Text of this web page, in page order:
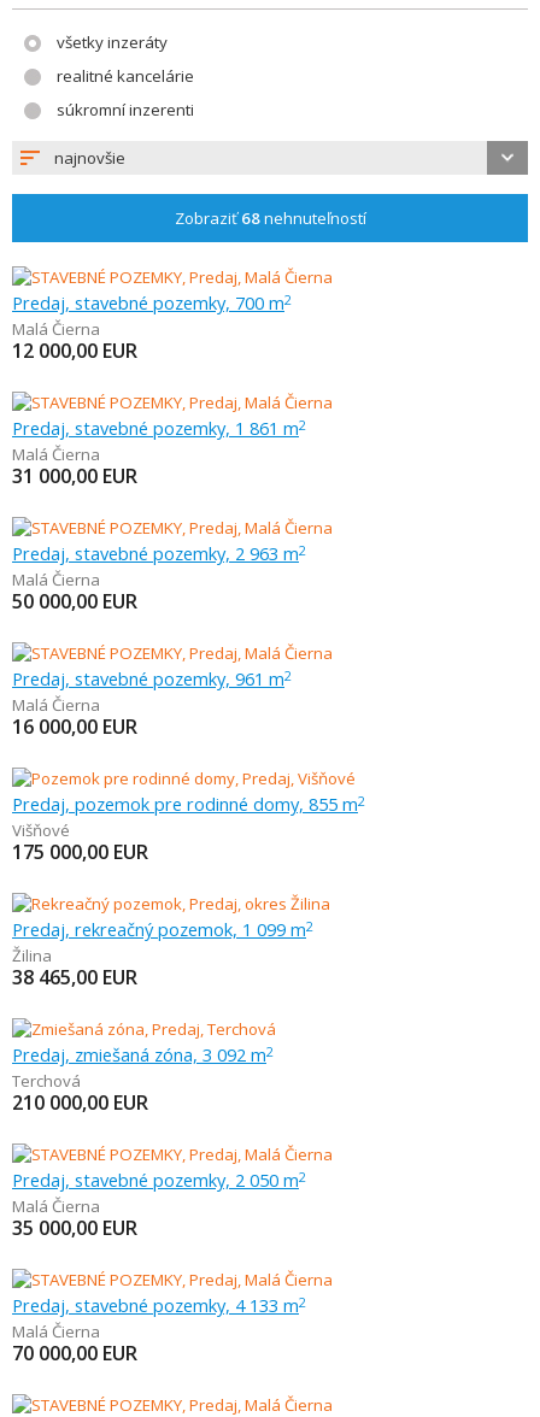
všetky inzeráty
realitné kancelárie
súkromní inzerenti
najnovšie
Zobraziť68nehnuteľností
Predaj, stavebné pozemky, 700 m2
Malá Čierna
12 000,00 EUR
Predaj, stavebné pozemky, 1 861 m2
Malá Čierna
31 000,00 EUR
Predaj, stavebné pozemky, 2 963 m2
Malá Čierna
50 000,00 EUR
Predaj, stavebné pozemky, 961 m2
Malá Čierna
16 000,00 EUR
Predaj, pozemok pre rodinné domy, 855 m2
Višňové
175 000,00 EUR
Predaj, rekreačný pozemok, 1 099 m2
Žilina
38 465,00 EUR
Predaj, zmiešaná zóna, 3 092 m2
Terchová
210 000,00 EUR
Predaj, stavebné pozemky, 2 050 m2
Malá Čierna
35 000,00 EUR
Predaj, stavebné pozemky, 4 133 m2
Malá Čierna
70 000,00 EUR